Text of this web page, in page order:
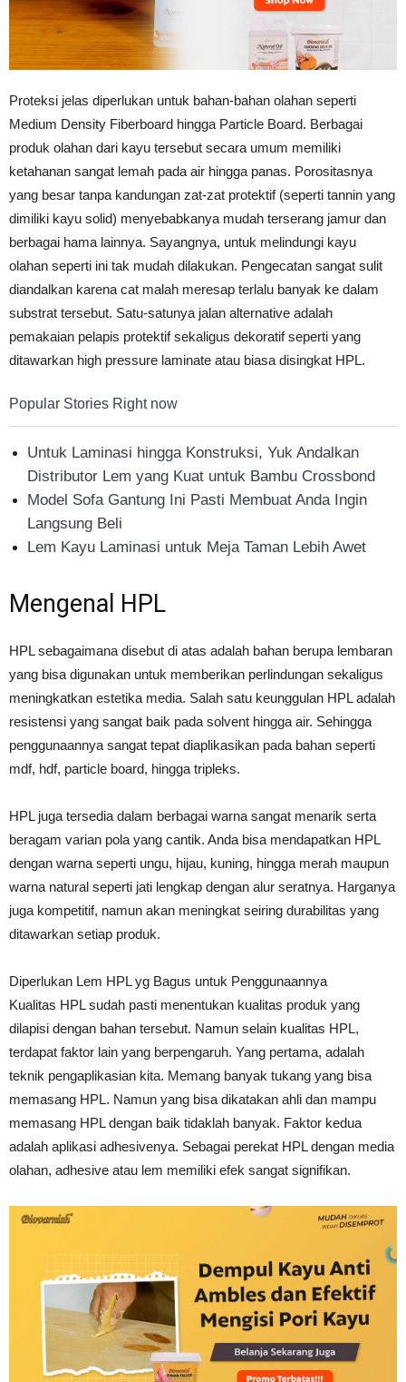
Proteksi jelas diperlukan untuk bahan-bahan olahan seperti
Medium Density Fiberboard hingga Particle Board. Berbagai
produk olahan dari kayu tersebut secara umum memiliki
ketahanan sangat lemah pada air hingga panas. Porositasnya
yang besar tanpa kandungan zat-zat protektif (seperti tannin yang
dimiliki kayu solid) menyebabkanya mudah terserang jamur dan
berbagai hama lainnya. Sayangnya, untuk melindungi kayu
olahan seperti ini tak mudah dilakukan. Pengecatan sangat sulit
diandalkan karena cat malah meresap terlalu banyak ke dalam
substrat tersebut. Satu-satunya jalan alternative adalah
pemakaian pelapis protektif sekaligus dekoratif seperti yang
ditawarkan high pressure laminate atau biasa disingkat HPL.
Popular Stories Right now
Untuk Laminasi hingga Konstruksi, Yuk Andalkan
Distributor Lem yang Kuat untuk Bambu Crossbond
Model Sofa Gantung Ini Pasti Membuat Anda Ingin
Langsung Beli
Lem Kayu Laminasi untuk Meja Taman Lebih Awet
Mengenal HPL
HPL sebagaimana disebut di atas adalah bahan berupa lembaran
yang bisa digunakan untuk memberikan perlindungan sekaligus
meningkatkan estetika media. Salah satu keunggulan HPL adalah
resistensi yang sangat baik pada solvent hingga air. Sehingga
penggunaannya sangat tepat diaplikasikan pada bahan seperti
mdf, hdf, particle board, hingga tripleks.
HPL juga tersedia dalam berbagai warna sangat menarik serta
beragam varian pola yang cantik. Anda bisa mendapatkan HPL
dengan warna seperti ungu, hijau, kuning, hingga merah maupun
warna natural seperti jati lengkap dengan alur seratnya. Harganya
juga kompetitif, namun akan meningkat seiring durabilitas yang
ditawarkan setiap produk.
Diperlukan Lem HPL yg Bagus untuk Penggunaannya
Kualitas HPL sudah pasti menentukan kualitas produk yang
dilapisi dengan bahan tersebut. Namun selain kualitas HPL,
terdapat faktor lain yang berpengaruh. Yang pertama, adalah
teknik pengaplikasian kita. Memang banyak tukang yang bisa
memasang HPL. Namun yang bisa dikatakan ahli dan mampu
memasang HPL dengan baik tidaklah banyak. Faktor kedua
adalah aplikasi adhesivenya. Sebagai perekat HPL dengan media
olahan, adhesive atau lem memiliki efek sangat signifikan.